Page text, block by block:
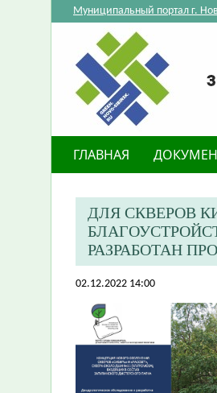
Муниципальный портал г.
ГЛАВНАЯ
​ДЛЯ СКВЕРОВ
РАЗРАБОТАН
02.12.2022 14:00